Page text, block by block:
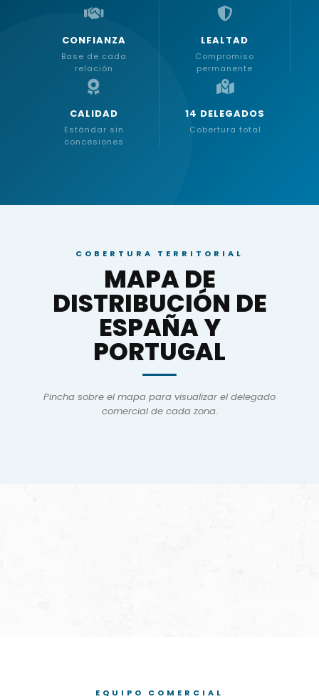
CONFIANZA
Base de cada
relación
LEALTAD
Compromiso
permanente
CALIDAD
Estándar sin
concesiones
14 DELEGADOS
Cobertura total
COBERTURA TERRITORIAL
MAPA DE
DISTRIBUCIÓN DE
ESPAÑA Y
PORTUGAL
Pincha sobre el mapa para visualizar el delegado
comercial de cada zona.
EQUIPO COMERCIAL